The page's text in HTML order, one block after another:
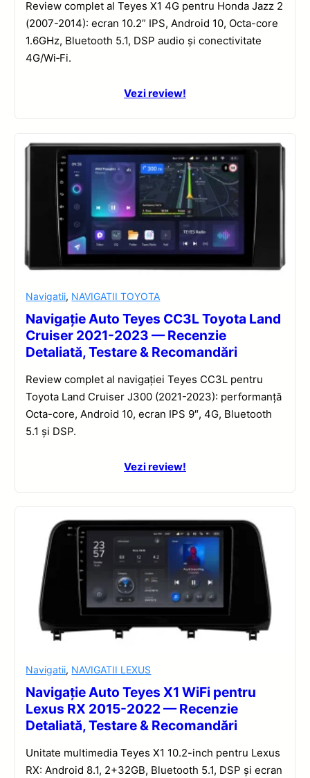
Review complet al Teyes X1 4G pentru Honda Jazz 2
(2007-2014): ecran 10.2” IPS, Android 10, Octa-core
1.6GHz, Bluetooth 5.1, DSP audio și conectivitate
4G/Wi‑Fi.
Vezi review!
Navigatii, NAVIGATII TOYOTA
Navigație Auto Teyes CC3L Toyota Land
Cruiser 2021-2023 — Recenzie
Detaliată, Testare & Recomandări
Review complet al navigației Teyes CC3L pentru
Toyota Land Cruiser J300 (2021-2023): performanță
Octa-core, Android 10, ecran IPS 9″, 4G, Bluetooth
5.1 și DSP.
Vezi review!
Navigatii, NAVIGATII LEXUS
Navigație Auto Teyes X1 WiFi pentru
Lexus RX 2015-2022 — Recenzie
Detaliată, Testare & Recomandări
Unitate multimedia Teyes X1 10.2-inch pentru Lexus
RX: Android 8.1, 2+32GB, Bluetooth 5.1, DSP și ecran